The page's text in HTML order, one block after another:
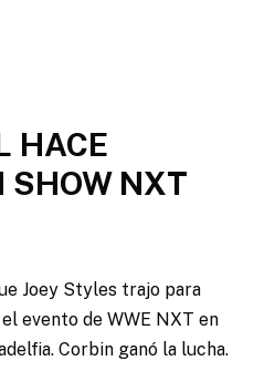
HACE
SHOW NXT
Joey Styles trajo para
evento de WWE NXT en
Corbin ganó la lucha.